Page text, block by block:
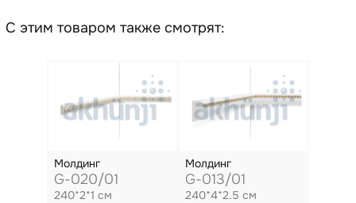
С этим товаром также смотрят:
Молдинг
G-020/01
240*2*1 см
Молдинг
G-013/01
240*4*2.5 см